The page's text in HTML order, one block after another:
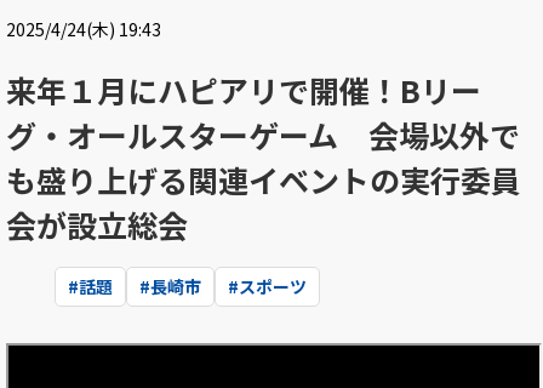
2025/4/24(木) 19:43
来年１月にハピアリで開催！Bリー
グ・オールスターゲーム 会場以外で
も盛り上げる関連イベントの実行委員
会が設立総会
#話題 #長崎市 #スポーツ